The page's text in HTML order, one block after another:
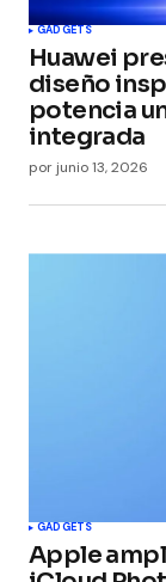
Submit
GADGETS
Huawei
diseño
potencia
integrada
por junio 13, 2026
GADGETS
Apple